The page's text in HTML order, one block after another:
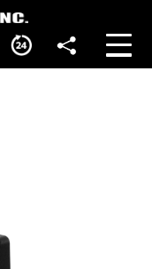
BUSINESS HOURS
FOLLOW US